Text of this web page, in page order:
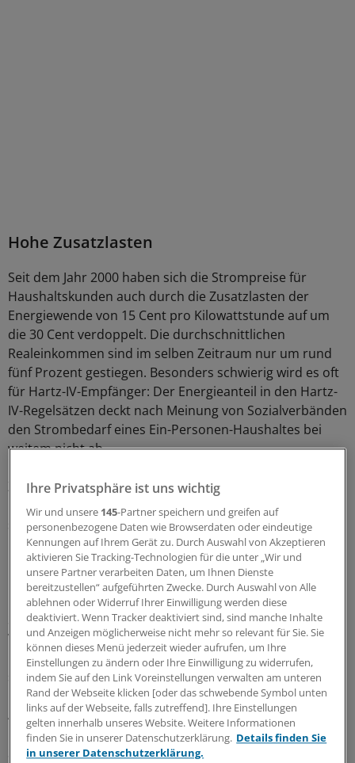
Hohe Zusatzlasten
Seit dem Jahr 2000 haben sich die Strompreise für
Haushaltskunden auch durch die Zusatzlasten der
Energiewende von 15 Cent pro Kilowattstunde auf um
die 30 Cent verdoppelt. Die durchschnittlichen
Realeinkommen sind im selben Zeitraum nur um rund
fünf Prozent gestiegen. Besonders schwierig wird es oft
für Hartz-IV-Empfänger: Der Energieanteil in den Hartz-
IV-Regelsätzen deckt nach Meinung von Sozialverbänden
den Strombedarf eines Ein-Personen-Haushaltes bei
weitem nicht ab.
Zudem sitzen gerade viele arme Menschen in teuren
Grundversorgungstarifen für ihren Strom fest; bei
schlechter Bonität der Kunden schließen viele Versorger
keine günstigeren Sonderverträge ab. Weil sie kein Geld
haben, können sich viele keine neuen Geräte leisten und
behalten ihre alten "Stromfresser".
Stromsperren kommen nicht über Nacht. Auch die
Versorger bemühen sich – schon wegen des
Einnahmeausfalls und des Imageverlustes durch
spektakuläre Fälle – den letzten Schritt zu vermeiden.
Betroffene stecken aber oft bereits in einer
Abwärtsspirale durch persönliche Umstände wie
Überschuldung, Krankheit, Arbeitslosigkeit oder
Scheidung.
Ihre Privatsphäre ist uns wichtig
Wir und unsere 145-Partner speichern und greifen auf
personenbezogene Daten wie Browserdaten oder eindeutige
Kennungen auf Ihrem Gerät zu. Durch Auswahl von Akzeptieren
aktivieren Sie Tracking-Technologien für die unter „Wir und
unsere Partner verarbeiten Daten, um Ihnen Dienste
bereitzustellen“ aufgeführten Zwecke. Durch Auswahl von Alle
ablehnen oder Widerruf Ihrer Einwilligung werden diese
deaktiviert. Wenn Tracker deaktiviert sind, sind manche Inhalte
und Anzeigen möglicherweise nicht mehr so relevant für Sie. Sie
können dieses Menü jederzeit wieder aufrufen, um Ihre
Einstellungen zu ändern oder Ihre Einwilligung zu widerrufen,
indem Sie auf den Link Voreinstellungen verwalten am unteren
Rand der Webseite klicken [oder das schwebende Symbol unten
links auf der Webseite, falls zutreffend]. Ihre Einstellungen
gelten innerhalb unseres Website. Weitere Informationen
finden Sie in unserer Datenschutzerklärung. Details finden Sie
in unserer Datenschutzerklärung.